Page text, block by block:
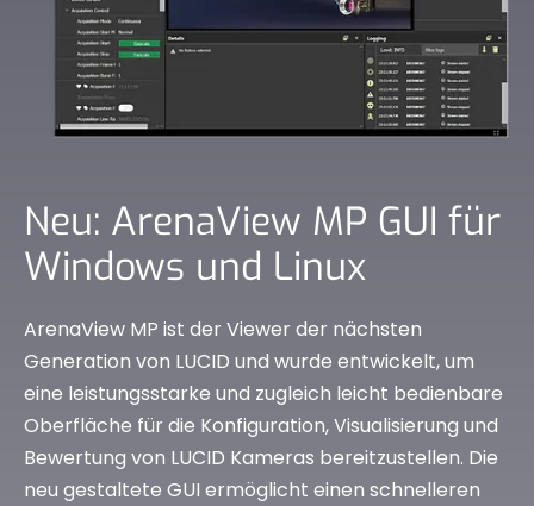
Neu: ArenaView MP GUI für
Windows und Linux
ArenaView MP ist der Viewer der nächsten
Generation von LUCID und wurde entwickelt, um
eine leistungsstarke und zugleich leicht bedienbare
Oberfläche für die Konfiguration, Visualisierung und
Bewertung von LUCID Kameras bereitzustellen. Die
neu gestaltete GUI ermöglicht einen schnelleren